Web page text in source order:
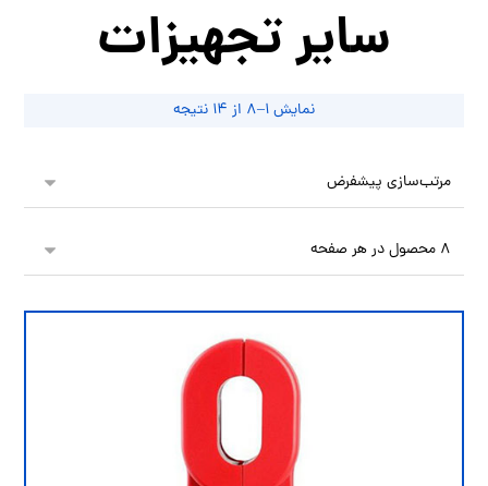
سایر تجهیزات
نمایش ۱–۸ از ۱۴ نتیجه